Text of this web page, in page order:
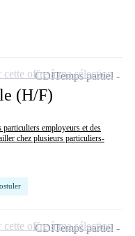
(H/F)
particuliers employeurs et des
chez plusieurs particuliers-
CDITemps partiel
cette offre à ma sélection
CDITemps partiel
cette offre à ma sélection